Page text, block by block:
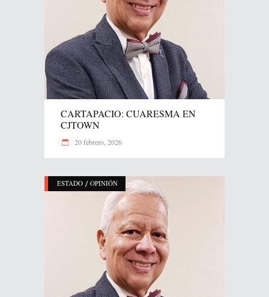
CARTAPACIO: CUARESMA EN
CJTOWN
20 febrero, 2026
ESTADO / OPINIÓN